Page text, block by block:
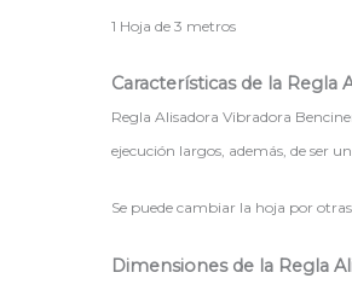
1 Hoja de 3 metros
Características de la Regla
Regla Alisadora Vibradora
ejecución largos, además, de ser
Se puede cambiar la hoja por
Dimensiones de la Regla